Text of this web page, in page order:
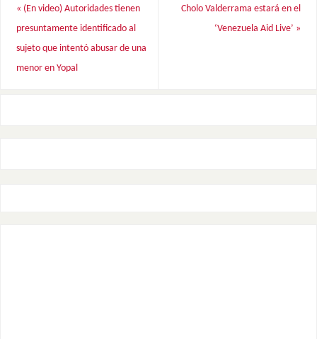
« (En video) Autoridades tienen
presuntamente identificado al
sujeto que intentó abusar de una
menor en Yopal
Cholo Valderrama estará en el
‘Venezuela Aid Live’ »